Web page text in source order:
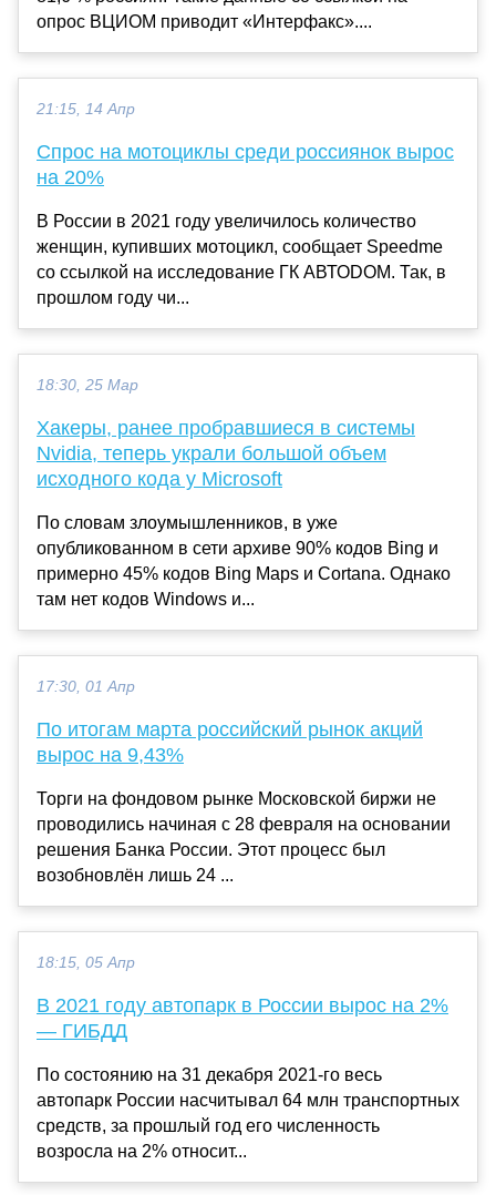
опрос ВЦИОМ приводит «Интерфакс»....
21:15, 14 Апр
Спрос на мотоциклы среди россиянок вырос
на 20%
В России в 2021 году увеличилось количество
женщин, купивших мотоцикл, сообщает Speedme
со ссылкой на исследование ГК АВТОDOM. Так, в
прошлом году чи...
18:30, 25 Мар
Хакеры, ранее пробравшиеся в системы
Nvidia, теперь украли большой объем
исходного кода у Microsoft
По словам злоумышленников, в уже
опубликованном в сети архиве 90% кодов Bing и
примерно 45% кодов Bing Maps и Cortana. Однако
там нет кодов Windows и...
17:30, 01 Апр
По итогам марта российский рынок акций
вырос на 9,43%
Торги на фондовом рынке Московской биржи не
проводились начиная с 28 февраля на основании
решения Банка России. Этот процесс был
возобновлён лишь 24 ...
18:15, 05 Апр
В 2021 году автопарк в России вырос на 2%
— ГИБДД
По состоянию на 31 декабря 2021-го весь
автопарк России насчитывал 64 млн транспортных
средств, за прошлый год его численность
возросла на 2% относит...